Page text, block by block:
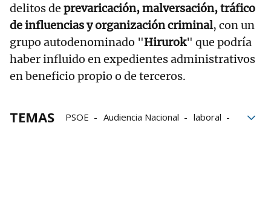
delitos de prevaricación, malversación, tráfico
de influencias y organización criminal, con un
grupo autodenominado "Hirurok" que podría
haber influido en expedientes administrativos
en beneficio propio o de terceros.
TEMAS PSOE Audiencia Nacional
laboral